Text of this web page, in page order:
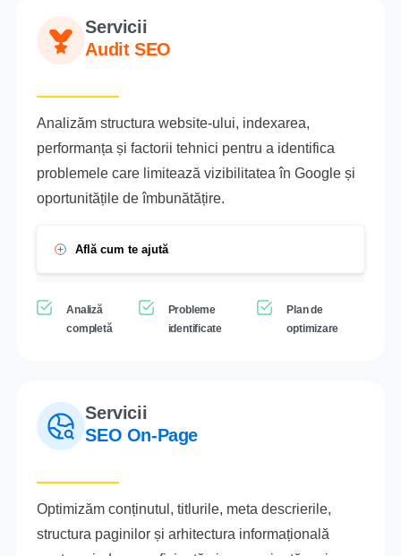
Servicii
Audit SEO
Analizăm structura website-ului, indexarea,
performanța și factorii tehnici pentru a identifica
problemele care limitează vizibilitatea în Google și
oportunitățile de îmbunătățire.
Află cum te ajută
Analiză
completă
Probleme
identificate
Plan de
optimizare
Servicii
SEO On-Page
Optimizăm conținutul, titlurile, meta descrierile,
structura paginilor și arhitectura informațională